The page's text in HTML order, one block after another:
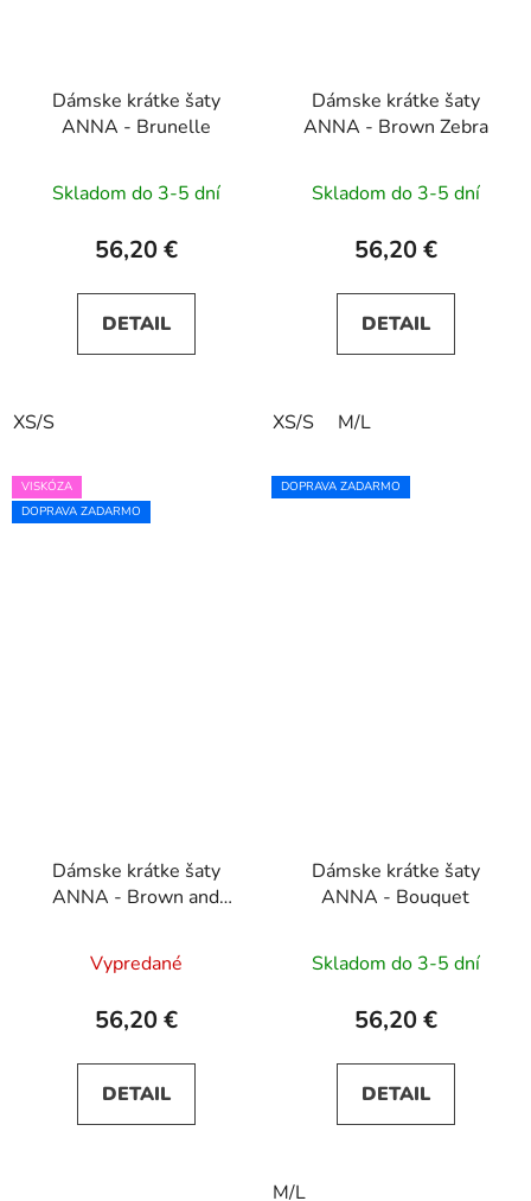
Dámske krátke šaty
ANNA - Brunelle
Skladom do 3-5 dní
56,20 €
DETAIL
XS/S
Dámske krátke šaty
ANNA - Brown Zebra
Skladom do 3-5 dní
56,20 €
DETAIL
XS/S M/L
VISKÓZA
DOPRAVA ZADARMO
Dámske krátke šaty
ANNA - Brown and
Vypredané
56,20 €
DETAIL
DOPRAVA ZADARMO
Dámske krátke šaty
ANNA - Bouquet
Skladom do 3-5 dní
56,20 €
DETAIL
M/L